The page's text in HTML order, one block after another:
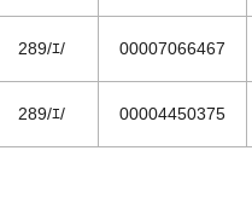
289/ｴ/ 00007066467
289/ｴ/ 00004450375